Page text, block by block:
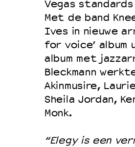
Vegas standards
Met de band
Ives in nieuwe
for voice’ album
album met
Bleckmann
Akinmusire,
Sheila Jordan,
Monk.
“Elegy is een